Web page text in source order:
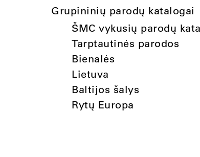
Grupininių parodų katalogai
ŠMC vykusių parodų
Tarptautinės parodos
Bienalės
Lietuva
Baltijos šalys
Rytų Europa